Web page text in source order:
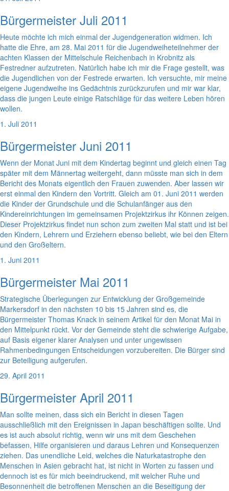
Bürgermeister Juli 2011
Heute möchte ich mich einmal der Jugendgeneration widmen. Ich
hatte die Ehre, am 28. Mai 2011 für die Jugendweiheteilnehmer der
achten Klassen der Mittelschule Reichenbach in Krobnitz als
Festredner aufzutreten. Natürlich habe ich mir die Frage gestellt, was
die Jugendlichen von der Festrede erwarten. Ich versuchte, mir meine
eigene Jugendweihe ins Gedächtnis zurückzurufen und mir war klar,
dass die jungen Leute einige Ratschläge für das weitere Leben hören
wollen.
1. Juli 2011
Bürgermeister Juni 2011
Wenn der Monat Juni mit dem Kindertag beginnt und gleich einen Tag
später mit dem Männertag weitergeht, dann müsste man sich in dem
Bericht des Monats eigentlich den Frauen zuwenden. Aber lassen wir
erst einmal den Kindern den Vortritt. Gleich am 01. Juni 2011 werden
die Kinder der Grundschule und die Schulanfänger aus den
Kindereinrichtungen im gemeinsamen Projektzirkus ihr Können zeigen.
Dieser Projektzirkus findet nun schon zum zweiten Mal statt und ist bei
den Kindern, Lehrern und Erziehern ebenso beliebt, wie bei den Eltern
und den Großeltern.
1. Juni 2011
Bürgermeister Mai 2011
Strategische Überlegungen zur Entwicklung der Großgemeinde
Markersdorf in den nächsten 10 bis 15 Jahren sind es, die
Bürgermeister Thomas Knack in seinem Artikel für den Monat Mai in
den Mittelpunkt rückt. Vor der Gemeinde steht die schwierige Aufgabe,
auf Basis eigener klarer Analysen und unter ungewissen
Rahmenbedingungen Entscheidungen vorzubereiten. Die Bürger sind
zur Beteiligung aufgerufen.
29. April 2011
Bürgermeister April 2011
Man sollte meinen, dass sich ein Bericht in diesen Tagen
ausschließlich mit den Ereignissen in Japan beschäftigen sollte. Und
es ist auch absolut richtig, wenn wir uns mit dem Geschehen
befassen, Hilfe organisieren und daraus Lehren und Konsequenzen
ziehen. Das unendliche Leid, welches die Naturkatastrophe den
Menschen in Asien gebracht hat, ist nicht in Worten zu fassen und
dennoch ist es für mich beeindruckend, mit welcher Ruhe und
Besonnenheit die betroffenen Menschen an die Beseitigung der